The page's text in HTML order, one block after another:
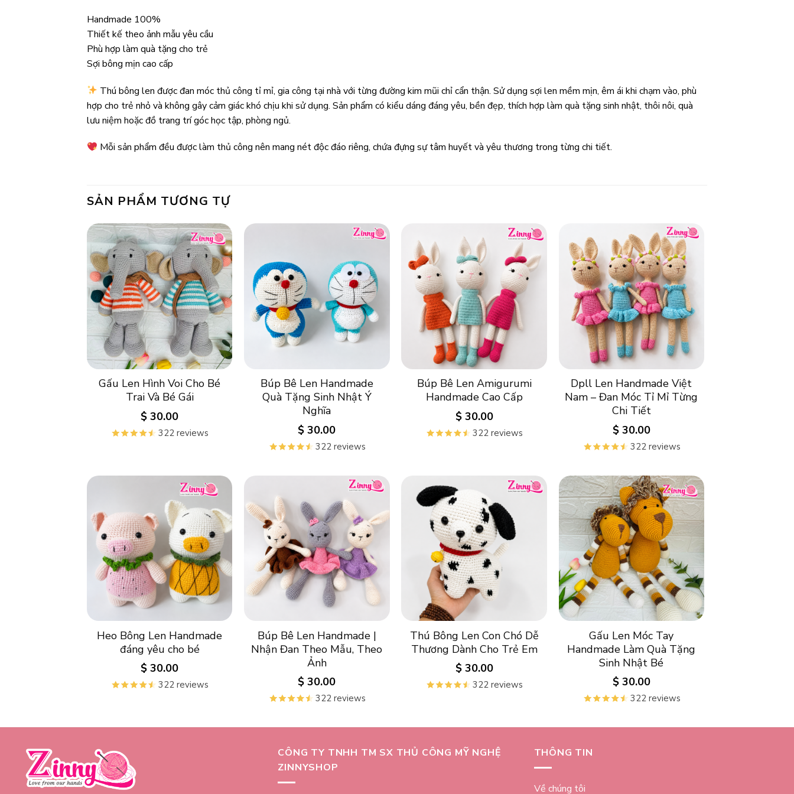
Handmade 100%
Thiết kế theo ảnh mẫu yêu cầu
Phù hợp làm quà tặng cho trẻ
Sợi bông mịn cao cấp
Thú bông len được đan móc thủ công tỉ mỉ, gia công tại nhà với từng đường kim mũi chỉ cẩn thận. Sử dụng sợi len mềm mịn, êm ái khi chạm vào, phù
hợp cho trẻ nhỏ và không gây cảm giác khó chịu khi sử dụng. Sản phẩm có kiểu dáng đáng yêu, bền đẹp, thích hợp làm quà tặng sinh nhật, thôi nôi, quà
lưu niệm hoặc đồ trang trí góc học tập, phòng ngủ.
Mỗi sản phẩm đều được làm thủ công nên mang nét độc đáo riêng, chứa đựng sự tâm huyết và yêu thương trong từng chi tiết.
SẢN PHẨM TƯƠNG TỰ
Gấu Len Hình Voi Cho Bé
Trai Và Bé Gái
$ 30.00
322 reviews
Búp Bê Len Handmade
Quà Tặng Sinh Nhật Ý
Nghĩa
$ 30.00
322 reviews
Búp Bê Len Amigurumi
Handmade Cao Cấp
$30.00
322 reviews
Dpll Len Handmade Việt
Nam – Đan Móc Tỉ Mỉ Từng
Chi Tiết
$30.00
322 reviews
Heo Bông Len Handmade
đáng yêu cho bé
$ 30.00
322 reviews
Búp Bê Len Handmade |
Nhận Đan Theo Mẫu, Theo
Ảnh
$ 30.00
322 reviews
Thú Bông Len Con Chó Dễ
Thương Dành Cho Trẻ Em
$30.00
322 reviews
Gấu Len Móc Tay
Handmade Làm Quà Tặng
Sinh Nhật Bé
$30.00
322 reviews
CÔNG TY TNHH TM SX THỦ CÔNG MỸ NGHỆ
ZINNYSHOP
THÔNG TIN
Về chúng tôi